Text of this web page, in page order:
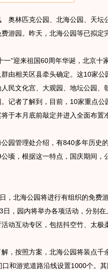
林匹克公园、北海公园、天坛公
游园。昨天，北海公园等已拟定
”迎来祖国60周年华诞，北京十
由相关区县牵头确定。这10家
民文化宫、大观园、地坛公园
记者了解到，目前，10家重点
于本月底前敲定并进入全面布置
管理处介绍，有840多年历史的
顷，根据这一特点，国庆期间，
北海公园将进行有组织的免费游
日，园内将举办各项活动，分别
动互动专区，包括抖空竹、太极
按照方案，北海公园将装点千
口和游览道路沿线设置1000个。